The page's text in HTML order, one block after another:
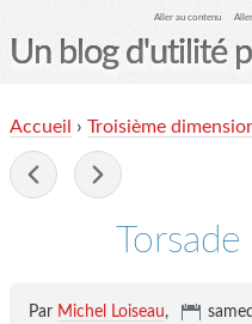
Aller au contenu
Un blog d'utilité
le Glob
Accueil › Troisième
Par Michel Loiseau,